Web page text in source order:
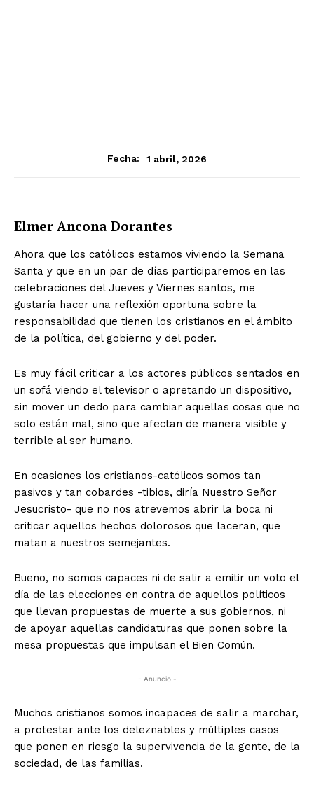
Fecha: 1 abril, 2026
Elmer Ancona Dorantes
Ahora que los católicos estamos viviendo la Semana
Santa y que en un par de días participaremos en las
celebraciones del Jueves y Viernes santos, me
gustaría hacer una reflexión oportuna sobre la
responsabilidad que tienen los cristianos en el ámbito
de la política, del gobierno y del poder.
Es muy fácil criticar a los actores públicos sentados en
un sofá viendo el televisor o apretando un dispositivo,
sin mover un dedo para cambiar aquellas cosas que no
solo están mal, sino que afectan de manera visible y
terrible al ser humano.
En ocasiones los cristianos-católicos somos tan
pasivos y tan cobardes -tibios, diría Nuestro Señor
Jesucristo- que no nos atrevemos abrir la boca ni
criticar aquellos hechos dolorosos que laceran, que
matan a nuestros semejantes.
Bueno, no somos capaces ni de salir a emitir un voto el
día de las elecciones en contra de aquellos políticos
que llevan propuestas de muerte a sus gobiernos, ni
de apoyar aquellas candidaturas que ponen sobre la
mesa propuestas que impulsan el Bien Común.
- Anuncio -
Muchos cristianos somos incapaces de salir a marchar,
a protestar ante los deleznables y múltiples casos
que ponen en riesgo la supervivencia de la gente, de la
sociedad, de las familias.